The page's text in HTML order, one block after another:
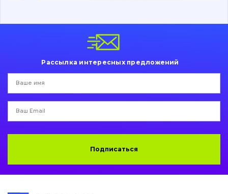
Рассылка интересных предложений
Подписаться